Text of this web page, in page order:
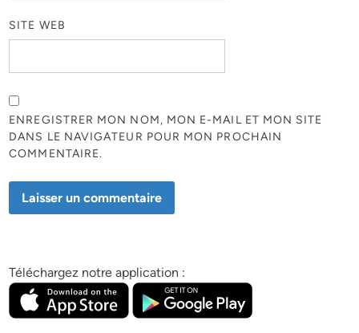
SITE WEB
ENREGISTRER MON NOM, MON E-MAIL ET MON SITE
DANS LE NAVIGATEUR POUR MON PROCHAIN
COMMENTAIRE.
Téléchargez notre application :